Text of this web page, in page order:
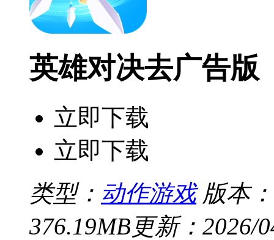
英雄对决去广告版
立即下载
立即下载
类型： 动作游戏 版本
376.19MB 更新：2026/